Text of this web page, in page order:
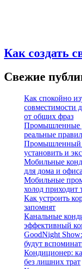
Как создать
Свежие
Как спокойно
совместимости
от общих фраз
Промышленные
реальные
Промышленный
установить и
Мобильные
для дома и офиса
Мобильные
холод приходит
Как устроить
запомнят
Канальные
эффективный
GoodNight
будут
Кондиционер:
без лишних трат